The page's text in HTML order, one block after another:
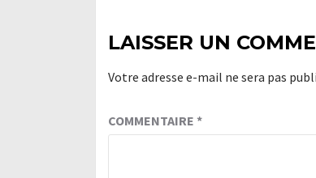
LAISSER UN
Votre adresse e-mail ne sera pas
COMMENTAIRE *